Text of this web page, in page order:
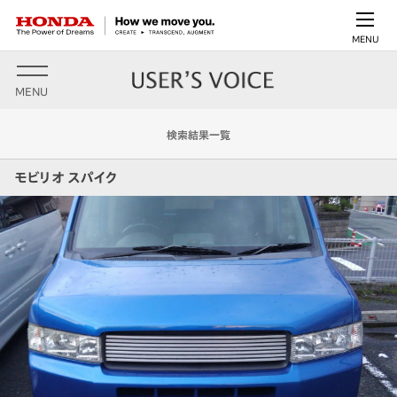
MENU
MENU
検索結果一覧
モビリオ スパイク